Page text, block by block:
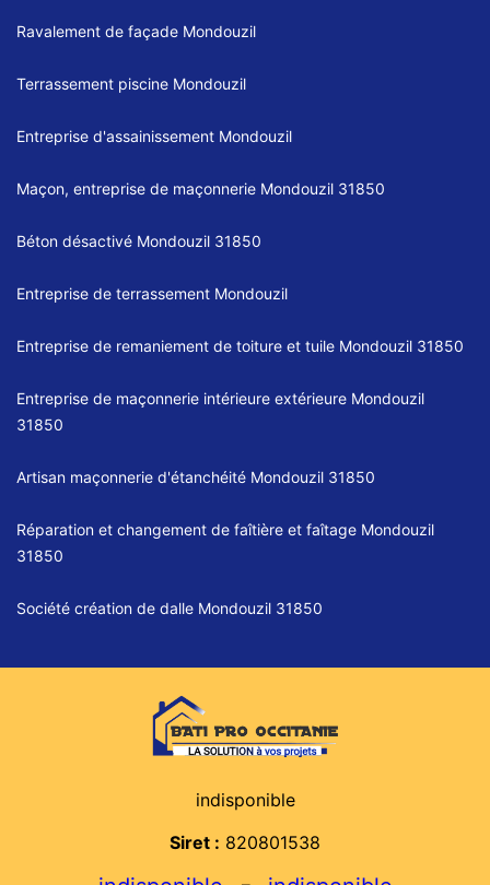
Ravalement de façade Mondouzil
Terrassement piscine Mondouzil
Entreprise d'assainissement Mondouzil
Maçon, entreprise de maçonnerie Mondouzil 31850
Béton désactivé Mondouzil 31850
Entreprise de terrassement Mondouzil
Entreprise de remaniement de toiture et tuile Mondouzil 31850
Entreprise de maçonnerie intérieure extérieure Mondouzil
31850
Artisan maçonnerie d'étanchéité Mondouzil 31850
Réparation et changement de faîtière et faîtage Mondouzil
31850
Société création de dalle Mondouzil 31850
indisponible
Siret : 820801538